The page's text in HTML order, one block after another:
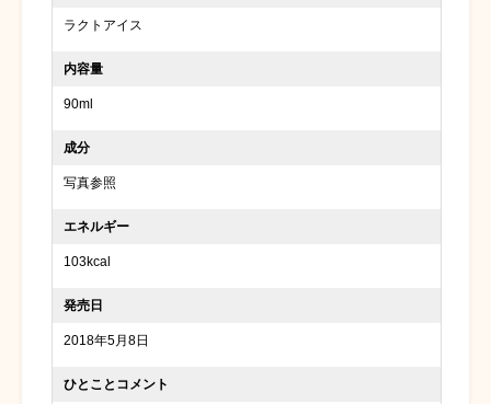
ラクトアイス
内容量
90ml
成分
写真参照
エネルギー
103kcal
発売日
2018年5月8日
ひとことコメント